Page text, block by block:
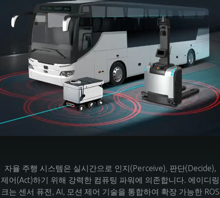
자율 주행 시스템은 실시간으로 인지(Perceive), 판단(Decide),
제어(Act)하기 위해 강력한 컴퓨팅 파워에 의존합니다. 에이디링
크는 센서 퓨전, AI, 모션 제어 기술을 통합하여 확장 가능한 ROS